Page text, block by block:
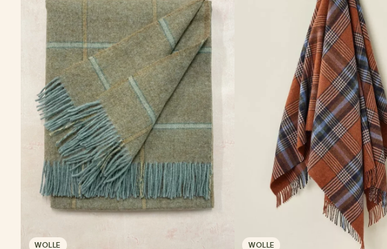
WOLLE WOLLE